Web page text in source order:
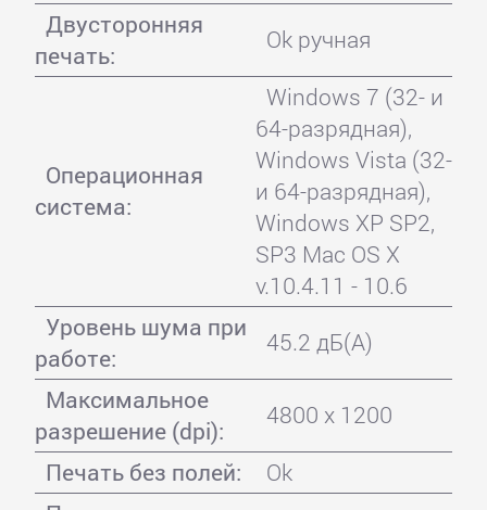
Двусторонняя
печать:
Ok ручная
Операционная
система:
Windows 7 (32- и
64-разрядная),
Windows Vista (32-
и 64-разрядная),
Windows XP SP2,
SP3 Mac OS X
v.10.4.11 - 10.6
Уровень шума при
работе:
45.2 дБ(А)
Максимальное
разрешение (dpi):
4800 x 1200
Печать без полей:
Ok